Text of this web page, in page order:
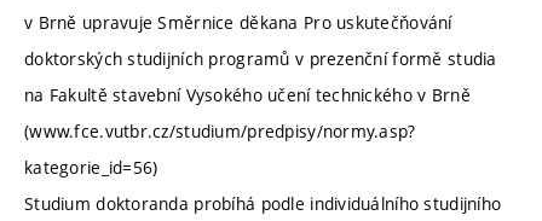
v Brně upravuje Směrnice děkana Pro uskutečňování
doktorských studijních programů v prezenční formě studia
na Fakultě stavební Vysokého učení technického v Brně
(www.fce.vutbr.cz/studium/predpisy/normy.asp?
kategorie_id=56)
Studium doktoranda probíhá podle individuálního studijního